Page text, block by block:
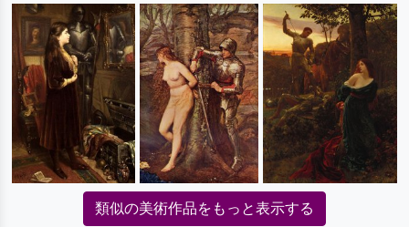
類似の美術作品をもっと表示する